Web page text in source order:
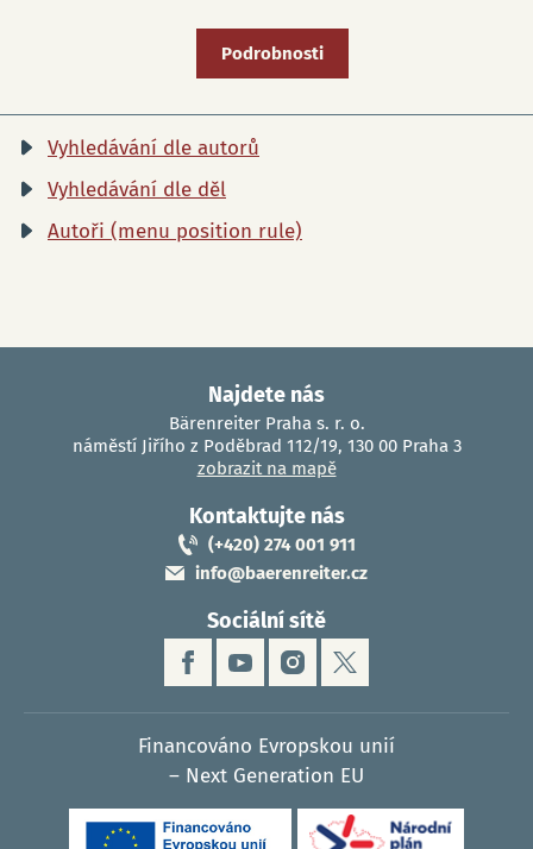
Podrobnosti
Vyhledávání dle autorů
Vyhledávání dle děl
Autoři (menu position rule)
Najdete nás
Bärenreiter Praha s. r. o.
náměstí Jiřího z Poděbrad 112/19, 130 00 Praha 3
zobrazit na mapě
Kontaktujte nás
(+420) 274 001 911
info@baerenreiter.cz
Sociální sítě
Financováno Evropskou unií
– Next Generation EU